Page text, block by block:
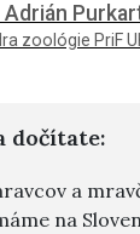
Adrián
zoológie PriF
dočítate:
a
na